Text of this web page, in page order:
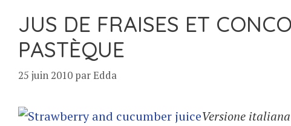
JUS DE FRAISES ET
PASTÈQUE
25 juin 2010 parEdda
Versione